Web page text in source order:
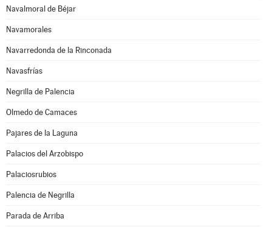
Navalmoral de Béjar
Navamorales
Navarredonda de la Rinconada
Navasfrías
Negrilla de Palencia
Olmedo de Camaces
Pajares de la Laguna
Palacios del Arzobispo
Palaciosrubios
Palencia de Negrilla
Parada de Arriba